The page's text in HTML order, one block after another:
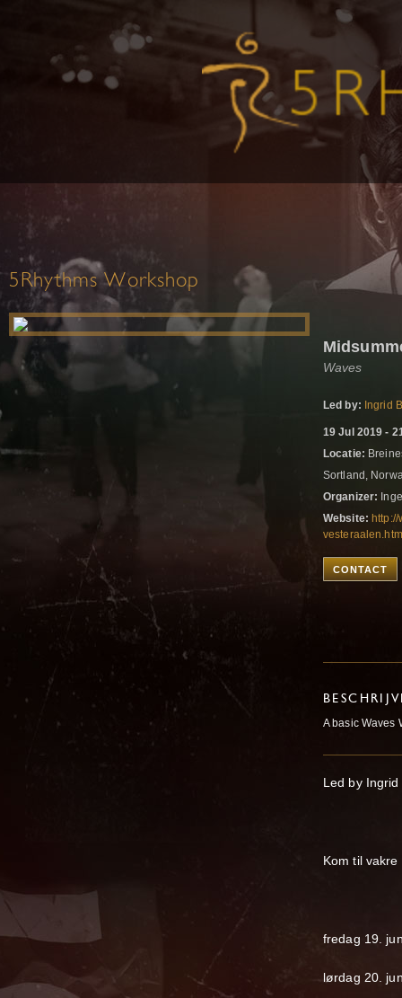
5Rhythms Workshop
Waves
Led by: Ingrid
19 Jul 2019 -
Locatie:
Sortland,
Organizer:
Website:
CONTACT
A basic Waves
Led by
Kom til
fredag 19.
lørdag 20.